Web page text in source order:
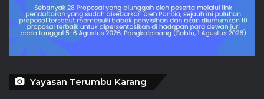
Yayasan Terumbu Karang